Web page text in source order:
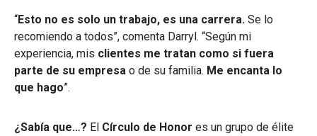
“Esto no es solo un trabajo, es una carrera. Se lo
recomiendo a todos”, comenta Darryl. “Según mi
experiencia, mis clientes me tratan como si fuera
parte de su empresa o de su familia. Me encanta lo
que hago”.
¿Sabía que…? El Círculo de Honor es un grupo de élite